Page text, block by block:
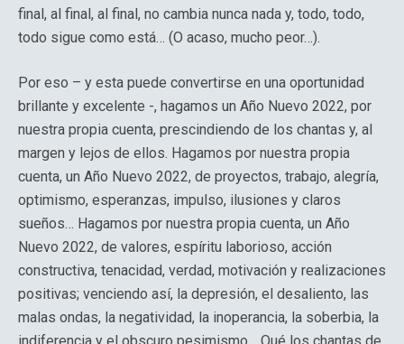
final, al final, al final, no cambia nunca nada y, todo, todo,
todo sigue como está… (O acaso, mucho peor…).
Por eso – y esta puede convertirse en una oportunidad
brillante y excelente -, hagamos un Año Nuevo 2022, por
nuestra propia cuenta, prescindiendo de los chantas y, al
margen y lejos de ellos. Hagamos por nuestra propia
cuenta, un Año Nuevo 2022, de proyectos, trabajo, alegría,
optimismo, esperanzas, impulso, ilusiones y claros
sueños… Hagamos por nuestra propia cuenta, un Año
Nuevo 2022, de valores, espíritu laborioso, acción
constructiva, tenacidad, verdad, motivación y realizaciones
positivas; venciendo así, la depresión, el desaliento, las
malas ondas, la negatividad, la inoperancia, la soberbia, la